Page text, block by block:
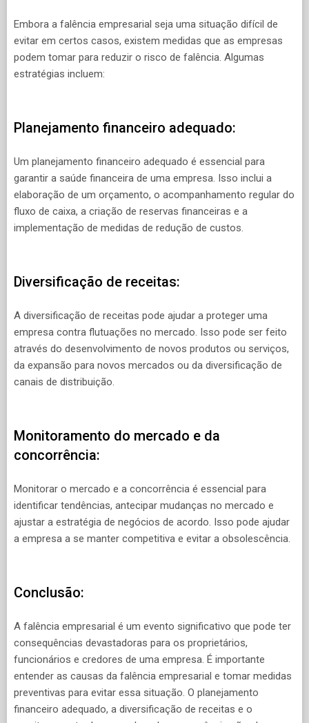
Embora a falência empresarial seja uma situação difícil de
evitar em certos casos, existem medidas que as empresas
podem tomar para reduzir o risco de falência. Algumas
estratégias incluem:
Planejamento financeiro adequado:
Um planejamento financeiro adequado é essencial para
garantir a saúde financeira de uma empresa. Isso inclui a
elaboração de um orçamento, o acompanhamento regular do
fluxo de caixa, a criação de reservas financeiras e a
implementação de medidas de redução de custos.
Diversificação de receitas:
A diversificação de receitas pode ajudar a proteger uma
empresa contra flutuações no mercado. Isso pode ser feito
através do desenvolvimento de novos produtos ou serviços,
da expansão para novos mercados ou da diversificação de
canais de distribuição.
Monitoramento do mercado e da
concorrência:
Monitorar o mercado e a concorrência é essencial para
identificar tendências, antecipar mudanças no mercado e
ajustar a estratégia de negócios de acordo. Isso pode ajudar
a empresa a se manter competitiva e evitar a obsolescência.
Conclusão:
A falência empresarial é um evento significativo que pode ter
consequências devastadoras para os proprietários,
funcionários e credores de uma empresa. É importante
entender as causas da falência empresarial e tomar medidas
preventivas para evitar essa situação. O planejamento
financeiro adequado, a diversificação de receitas e o